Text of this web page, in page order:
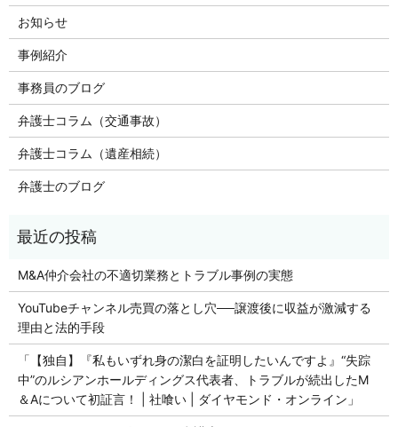
お知らせ
事例紹介
事務員のブログ
弁護士コラム（交通事故）
弁護士コラム（遺産相続）
弁護士のブログ
M&A仲介会社の不適切業務とトラブル事例の実態
YouTubeチャンネル売買の落とし穴──譲渡後に収益が激減する
理由と法的手段
「【独自】『私もいずれ身の潔白を証明したいんですよ』“失踪
中”のルシアンホールディングス代表者、トラブルが続出したM
＆Aについて初証言！ | 社喰い | ダイヤモンド・オンライン」